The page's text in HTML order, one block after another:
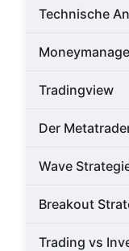
Technische
Tradingview
Der
Wave
Breakout
Trading vs